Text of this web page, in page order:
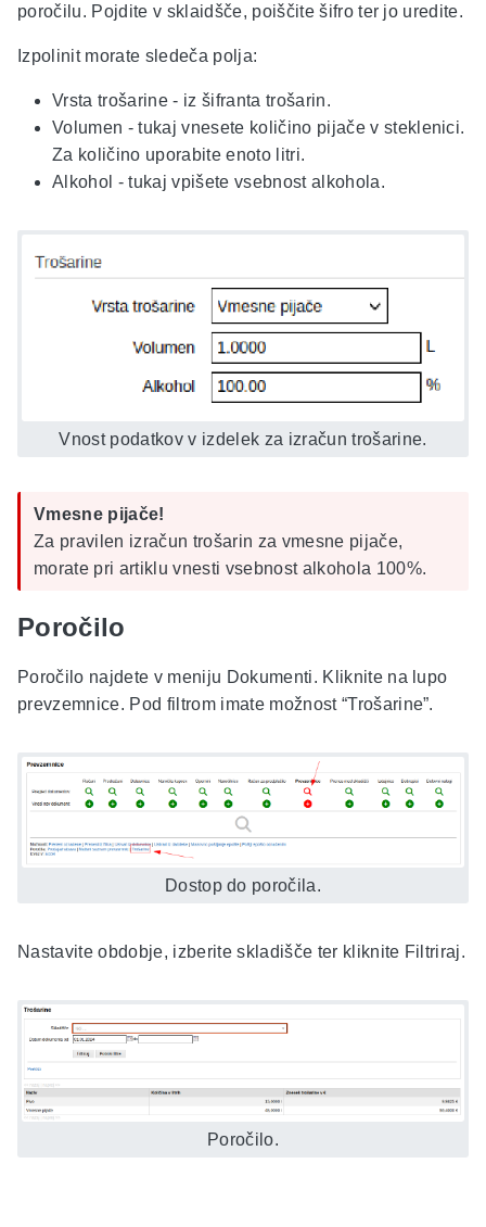
poročilu. Pojdite v sklaidšče, poiščite šifro ter jo uredite.
Izpolinit morate sledeča polja:
Vrsta trošarine - iz šifranta trošarin.
Volumen - tukaj vnesete količino pijače v steklenici.
Za količino uporabite enoto litri.
Alkohol - tukaj vpišete vsebnost alkohola.
Vnost podatkov v izdelek za izračun trošarine.
Vmesne pijače!
Za pravilen izračun trošarin za vmesne pijače,
morate pri artiklu vnesti vsebnost alkohola 100%.
Poročilo
Poročilo najdete v meniju Dokumenti. Kliknite na lupo
prevzemnice. Pod filtrom imate možnost “Trošarine”.
Dostop do poročila.
Nastavite obdobje, izberite skladišče ter kliknite Filtriraj.
Poročilo.